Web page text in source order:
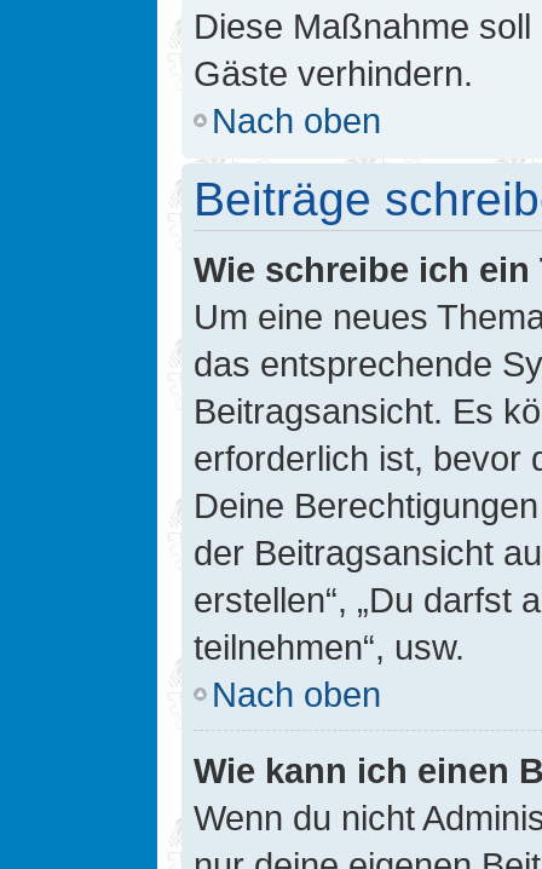
Diese Maßnahme
Gäste verhindern.
Nach oben
Beiträge
Wie schreibe ich ein
Um eine neues
das entsprechende
Beitragsansicht. Es
erforderlich ist, bevor
Deine
der Beitragsansicht
erstellen“, „Du darfst
teilnehmen“, usw.
Nach oben
Wie kann ich einen
Wenn du nicht